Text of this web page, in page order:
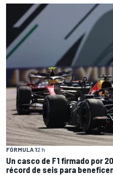
FÓRMULA 12 h
Un casco de F1 firmado por
récord de seis para